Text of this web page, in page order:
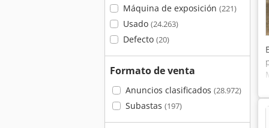
Máquina de exposición (221)
Usado (24.263)
Defecto (20)
Formato de venta
Anuncios clasificados (28.972)
Subastas (197)